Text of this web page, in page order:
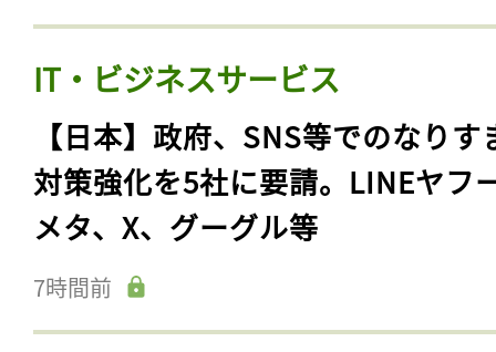
IT・ビジネスサービス
【日本】政府、SNS等でのなりす
対策強化を5社に要請。LINEヤフ
メタ、X、グーグル等
7時間前